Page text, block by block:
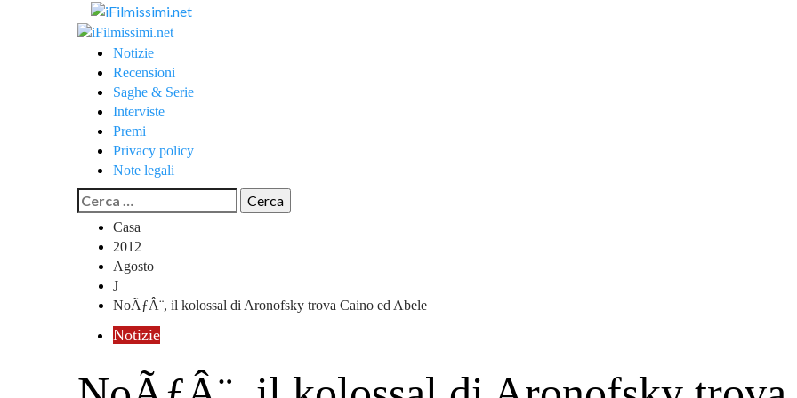
Menu
principaleNotizie
Recensioni
Saghe & Serie
Interviste
Premi
Privacy policy
Note legali
Ricerca
per:
Casa
2012
Agosto
J
NoÃƒÂ¨, il kolossal di Aronofsky trova Caino ed Abele
Notizie